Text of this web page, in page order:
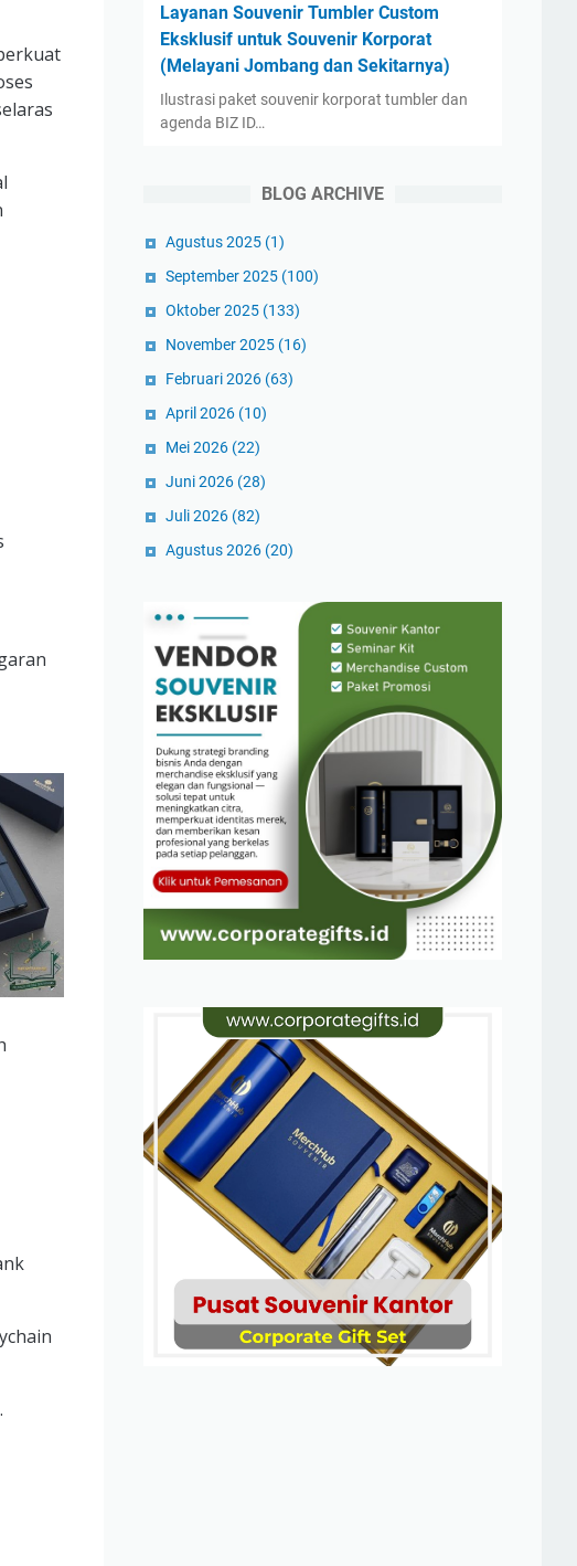
Layanan Souvenir Tumbler Custom
Eksklusif untuk Souvenir Korporat
(Melayani Jombang dan Sekitarnya)
Ilustrasi paket souvenir korporat tumbler dan
agenda BIZ ID…
BLOG ARCHIVE
Agustus 2025 (1)
September 2025 (100)
Oktober 2025 (133)
November 2025 (16)
Februari 2026 (63)
April 2026 (10)
Mei 2026 (22)
Juni 2026 (28)
Juli 2026 (82)
Agustus 2026 (20)